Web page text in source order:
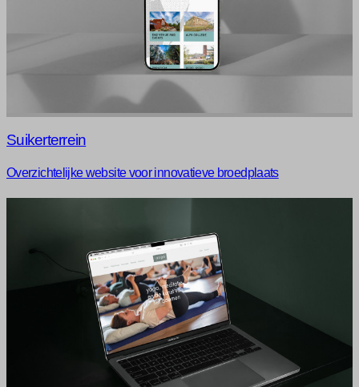
Suikerterrein
Overzichtelijke website voor innovatieve broedplaats